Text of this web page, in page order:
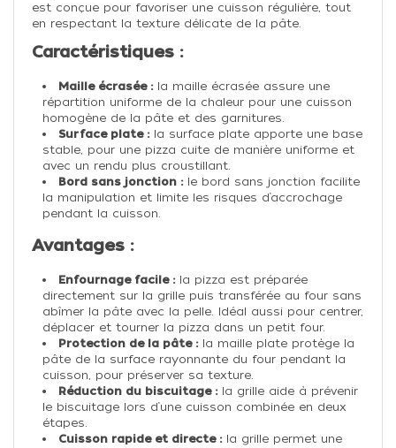
est conçue pour favoriser une cuisson régulière, tout
en respectant la texture délicate de la pâte.
Caractéristiques :
Maille écrasée :la maille écrasée assure une
répartition uniforme de la chaleur pour une cuisson
homogène de la pâte et des garnitures.
Surface plate :la surface plate apporte une base
stable, pour une pizza cuite de manière uniforme et
avec un rendu plus croustillant.
Bord sans jonction :le bord sans jonction facilite
la manipulation et limite les risques d’accrochage
pendant la cuisson.
Avantages :
Enfournage facile :la pizza est préparée
directement sur la grille puis transférée au four sans
abîmer la pâte avec la pelle. Idéal aussi pour centrer,
déplacer et tourner la pizza dans un petit four.
Protection de la pâte :la maille plate protège la
pâte de la surface rayonnante du four pendant la
cuisson, pour préserver sa texture.
Réduction du biscuitage :la grille aide à prévenir
le biscuitage lors d’une cuisson combinée en deux
étapes.
Cuisson rapide et directe :la grille permet une